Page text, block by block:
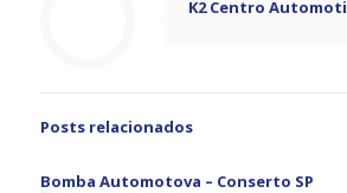
K2 Centro
Posts relacionados
Bomba Automotova – Conserto SP